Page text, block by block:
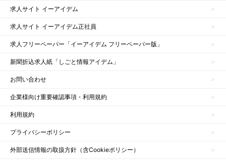
求人サイト イーアイデム
求人サイト イーアイデム正社員
求人フリーペーパー「イーアイデム フリーペーパー版」
新聞折込求人紙「しごと情報アイデム」
お問い合わせ
企業様向け重要確認事項・利用規約
利用規約
プライバシーポリシー
外部送信情報の取扱方針（含Cookieポリシー）